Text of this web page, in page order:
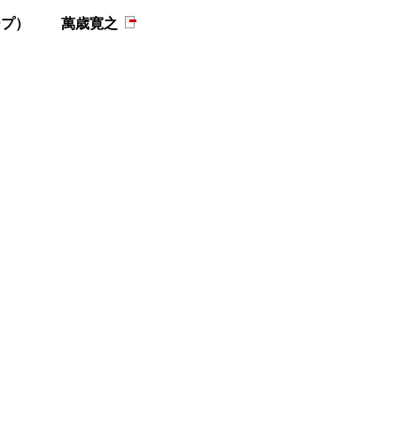
ープ） 萬歳寛之